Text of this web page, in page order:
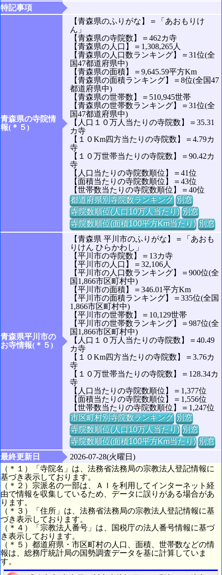
特記事項
青森県の寺院情
報(＊５)
【青森県のふりがな】＝「あおもりけ
ん」
【青森県の寺院数】＝462カ寺
【青森県の人口】＝1,308,265人
【青森県の人口数ランキング】＝31位(全
国47都道府県中)
【青森県の面積】＝9,645.59平方Km
【青森県の面積ランキング】＝8位(全国47
都道府県中)
【青森県の世帯数】＝510,945世帯
【青森県の世帯数ランキング】＝31位(全
国47都道府県中)
【人口１０万人当たりの寺院数】＝35.31
カ寺
【１０Km四方当たりの寺院数】＝4.79カ
寺
【１０万世帯当たりの寺院数】＝90.42カ
寺
【人口当たりの寺院数順位】＝41位
【面積当たりの寺院数順位】＝43位
【世帯数当たりの寺院数順位】＝40位
都道府県別寺院数ランキング 別窓
寺院数順位(人口10万人当たり) 別窓
寺院数順位(面積100平方Km当たり) 別窓
青森県平川市の
お寺情報(＊５)
【青森県 平川市のふりがな】＝「あおも
りけん ひらかわし」
【平川市の寺院数】＝13カ寺
【平川市の人口】＝32,106人
【平川市の人口数ランキング】＝900位(全
国1,866市区町村中)
【平川市の面積】＝346.01平方Km
【平川市の面積ランキング】＝335位(全国
1,866市区町村中)
【平川市の世帯数】＝10,129世帯
【平川市の世帯数ランキング】＝987位(全
国1,866市区町村中)
【人口１０万人当たりの寺院数】＝40.49
カ寺
【１０Km四方当たりの寺院数】＝3.76カ
寺
【１０万世帯当たりの寺院数】＝128.34カ
寺
【人口当たりの寺院数順位】＝1,377位
【面積当たりの寺院数順位】＝1,556位
【世帯数当たりの寺院数順位】＝1,247位
市区町村別寺院数ランキング 別窓
寺院数順位(人口10万人当たり) 別窓
寺院数順位(面積100平方Km当たり) 別窓
最終更新日
2026-07-28(火曜日)
（＊１）「寺院名」は、法務省法務局の宗教法人登記情報に
基づき表示しております。
（＊２）宗派名の一部は、ＡＩを利用してインターネット経
由で情報を収集しているため、データに誤りがある場合があ
ります。
（＊３）「住所」は、法務省法務局の宗教法人登記情報に基
づき表示しております。
（＊４）「宗教法人番号」は、国税庁の法人番号情報に基づ
き表示しております。
（＊５）都道府県・市区町村の人口、面積、世帯数などの情
報は、総務庁統計局の国勢調査データを基に計算していま
す。